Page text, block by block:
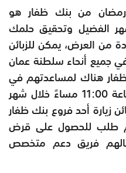
من بنك ظفار هو
الفضيل وتحقيق حلمك
من العرض، يمكن للزبائن
جميع أنحاء سلطنة عمان
هناك لمساعدتهم في
تقديم طلب القرض لغاية الساعة 11:00 مساءً خلال شهر
زيارة أحد فروع بنك ظفار
فرعًا لتقديم طلب للحصول على قرض
فريق دعم متخصص